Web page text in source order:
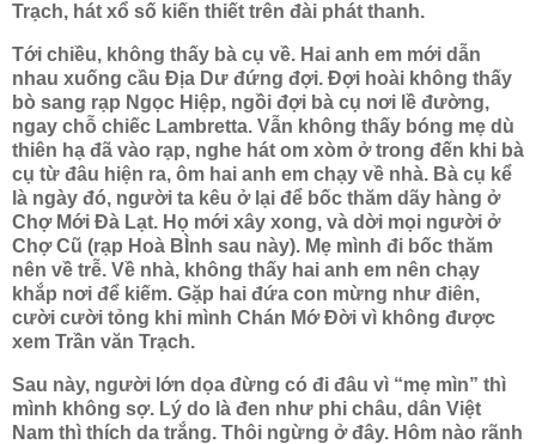
Trạch, hát xổ số kiến thiết trên đài phát thanh.
Tới chiều, không thấy bà cụ về. Hai anh em mới dẫn
nhau xuống cầu Địa Dư đứng đợi. Đợi hoài không thấy
bò sang rạp Ngọc Hiệp, ngồi đợi bà cụ nơi lề đường,
ngay chỗ chiếc Lambretta. Vẫn không thấy bóng mẹ dù
thiên hạ đã vào rạp, nghe hát om xòm ở trong đến khi bà
cụ từ đâu hiện ra, ôm hai anh em chạy về nhà. Bà cụ kể
là ngày đó, người ta kêu ở lại để bốc thăm dãy hàng ở
Chợ Mới Đà Lạt. Họ mới xây xong, và dời mọi người ở
Chợ Cũ (rạp Hoà BÌnh sau này). Mẹ mình đi bốc thăm
nên về trễ. Về nhà, không thấy hai anh em nên chạy
khắp nơi để kiếm. Gặp hai đứa con mừng như điên,
cười cười tỏng khi mình Chán Mớ Đời vì không được
xem Trần văn Trạch.
Sau này, người lớn dọa đừng có đi đâu vì “mẹ mìn” thì
mình không sợ. Lý do là đen như phi châu, dân Việt
Nam thì thích da trắng. Thôi ngừng ở đây. Hôm nào rãnh